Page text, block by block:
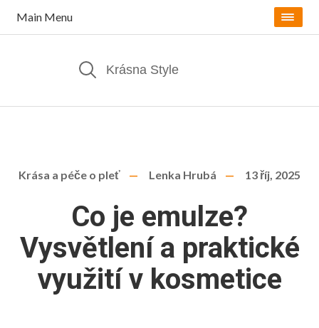
Main Menu
Krása a péče o pleť Lenka Hrubá 13 říj, 2025
Co je emulze?
Vysvětlení a praktické
využití v kosmetice